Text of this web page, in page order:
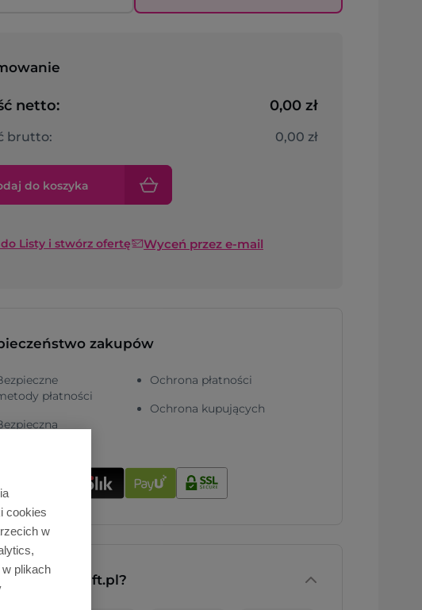
cookies
w
w plikach
netto: 0,00 zł
brutto: 0,00 zł
do koszyka
Listy i stwórz ofertę Wyceń przez e-mail
zakupów
płatności
Ochrona płatności
Ochrona kupujących
OpenGift.pl?